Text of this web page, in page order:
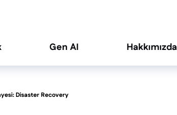
Gen AI Hakkımızda
Disaster Recovery